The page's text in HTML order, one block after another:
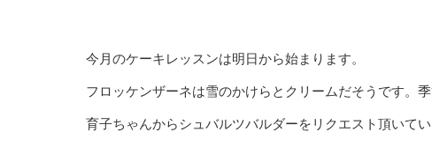
今月のケーキレッスンは明日から始まります。
フロッケンザーネは雪のかけらとクリームだそうです。季
育子ちゃんからシュバルツバルダーをリクエスト頂いて